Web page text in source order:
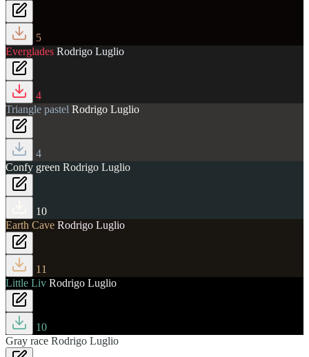
5
Everglades Rodrigo Luglio
4
Triangle pastel Rodrigo Luglio
4
Confy green Rodrigo Luglio
10
Earth Cave Rodrigo Luglio
11
Little Liv Rodrigo Luglio
10
Gray race Rodrigo Luglio